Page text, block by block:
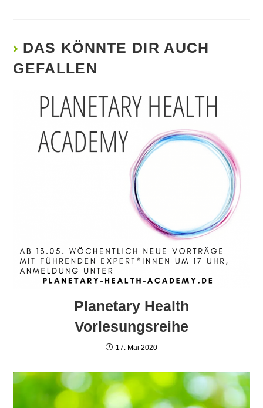
DAS KÖNNTE DIR AUCH
GEFALLEN
Planetary Health
Vorlesungsreihe
17. Mai 2020